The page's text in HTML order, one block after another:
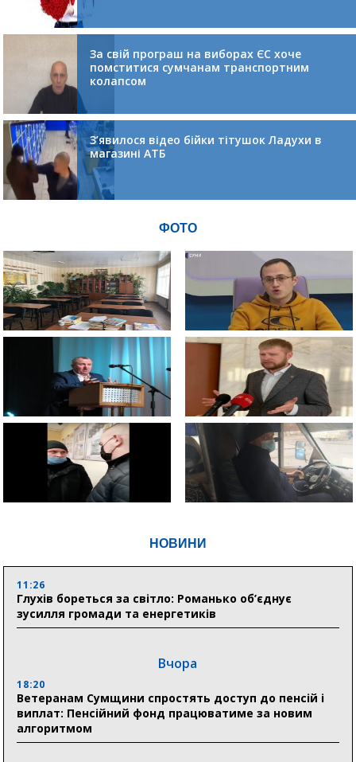
НОВИНИ
11:26
Глухів бореться за світло: Романько об’єднує
зусилля громади та енергетиків
Вчора
18:20
Ветеранам Сумщини спростять доступ до пенсій і
виплат: Пенсійний фонд працюватиме за новим
алгоритмом
За свій програш на виборах ЄС хоче
помститися сумчанам транспортним
колапсом
З’явилося відео бійки тітушок Ладухи в
магазині АТБ
ФОТО